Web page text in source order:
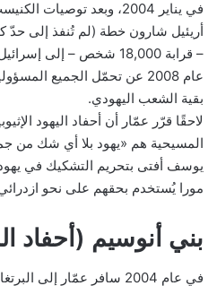
في يناير 2004، وبعد
أريئيل شارون خطة (لم تُنفذ إلى حدّ
عام 2008 عن تحمّل الجميع
بقية الشعب اليهودي.
لاحقًا قرّر عمّار أن أحفاد اليهود
المسيحية هم «يهود بلا أي شك من
يوسف أفتى بتحريم التشكيك في
مورا يُستخدم بحقهم على نحو
بني أنوسيم (أحفاد
في عام 2004 سافر عمّار إلى